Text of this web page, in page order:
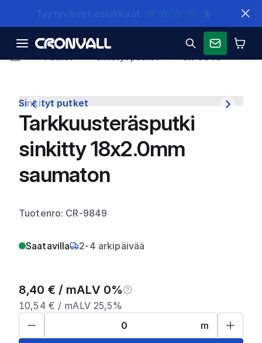
CR-9849
Sinkityt putket
Tarkkuusteräsputki
sinkitty 18x2.0mm
saumaton
Tuotenro: CR-9849
Saatavilla 2-4 arkipäivää
8,40 € / mALV 0%
10,54 € / mALV 25,5%
m